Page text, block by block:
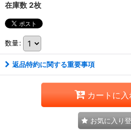
在庫数 2枚
数量:
返品特約に関する重要事項
カートに入
お気に入り